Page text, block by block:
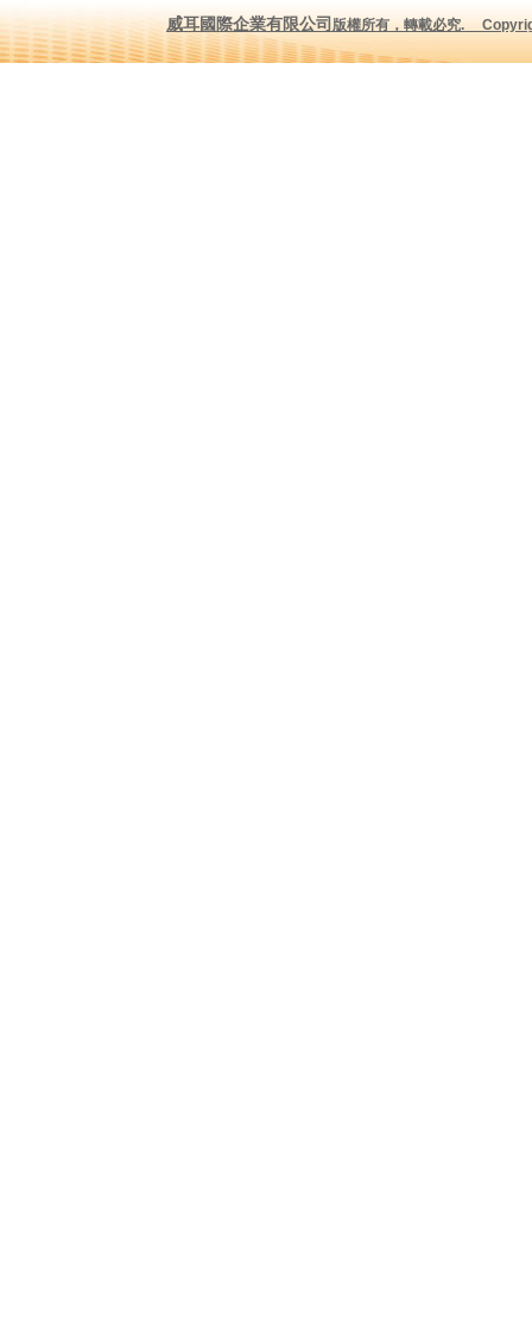
威耳國際企業有限公司 版權所有，轉載必究.